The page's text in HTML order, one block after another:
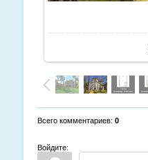
Всего комментариев: 0
Войдите: